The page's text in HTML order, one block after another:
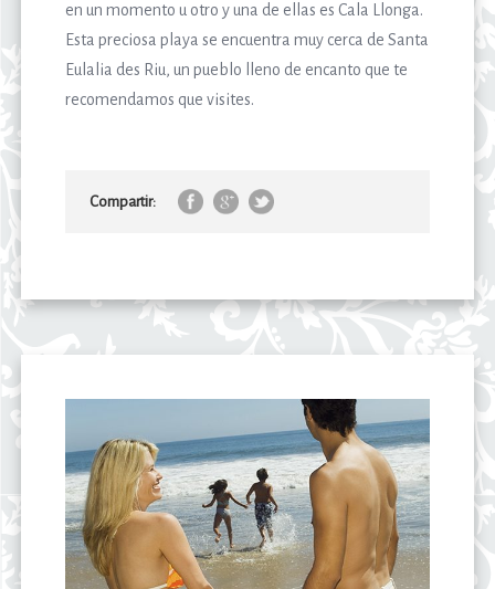
en un momento u otro y una de ellas es Cala Llonga.
Esta preciosa playa se encuentra muy cerca de Santa
Eulalia des Riu, un pueblo lleno de encanto que te
recomendamos que visites.
Compartir: